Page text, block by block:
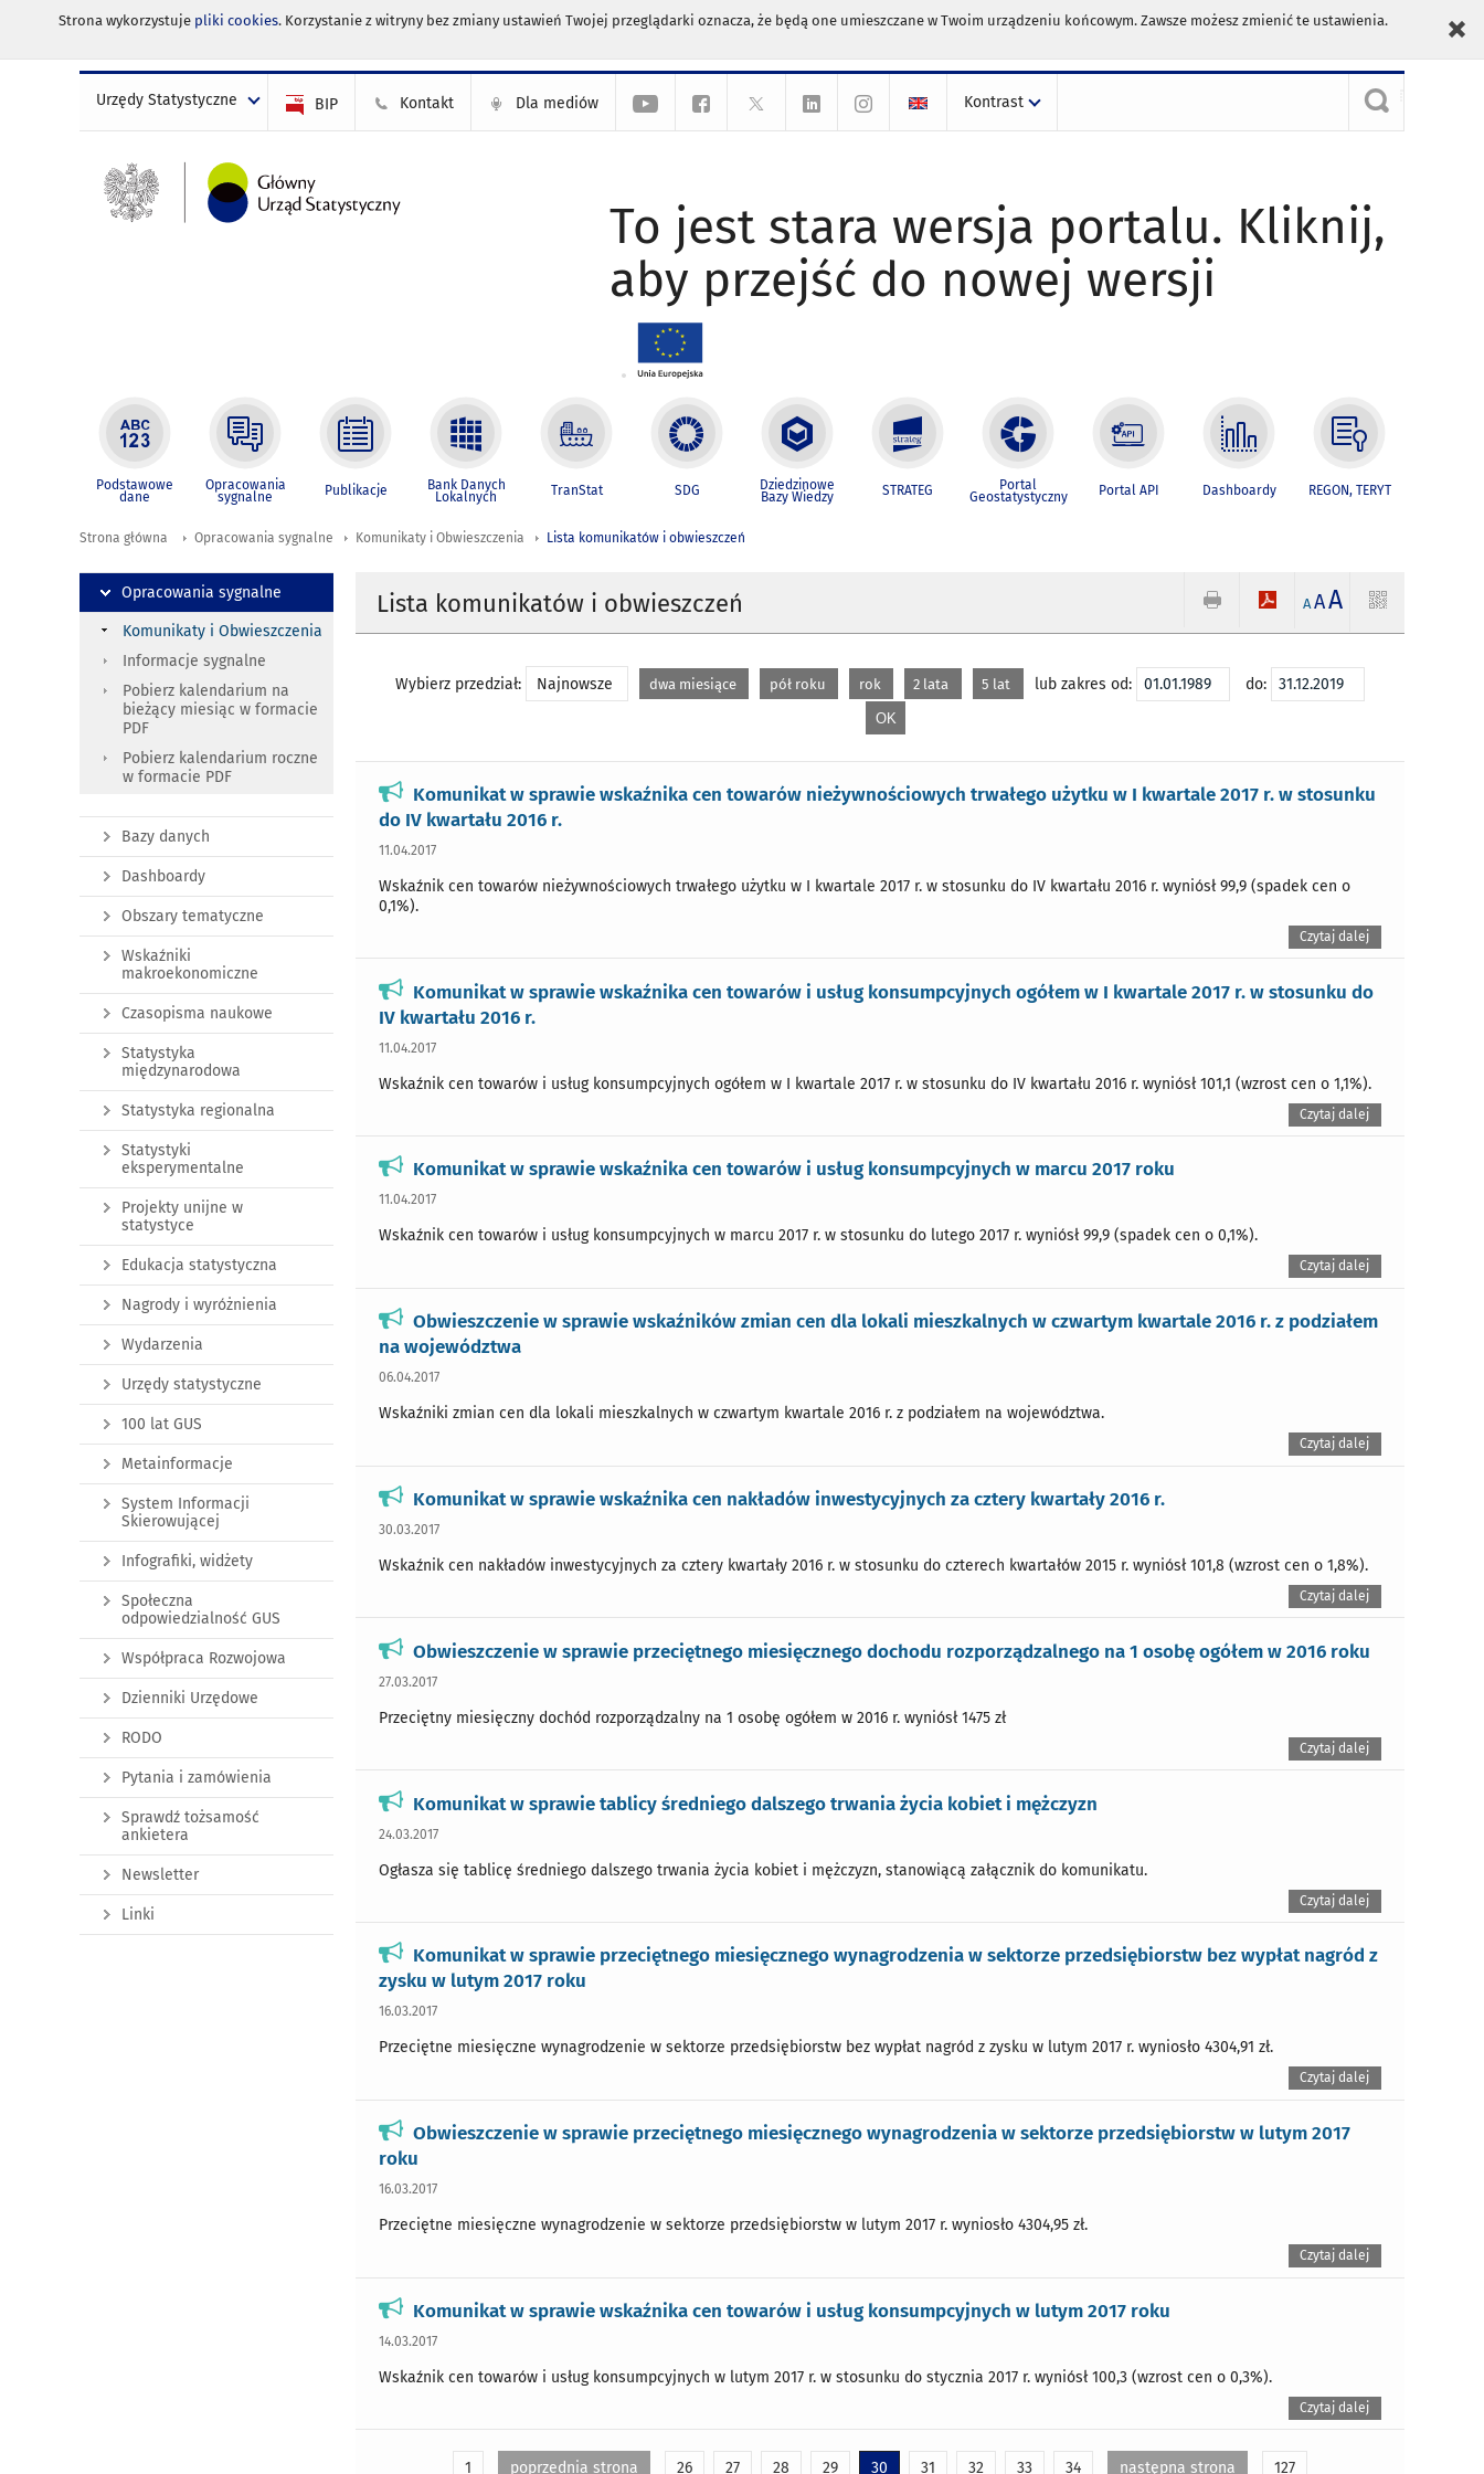
Strona wykorzystuje pliki cookies. Korzystanie z witryny bez zmiany ustawień Twojej przeglądarki oznacza, że będą one umieszczane w Twoim urządzeniu końcowym. Zawsze możesz zmienić te ustawienia.
Urzędy Statystyczne BIP Kontakt Dla mediów Kontrast
To jest stara wersja portalu. Kliknij,
aby przejść do nowej wersji
Podstawowe
dane
Opracowania
sygnalne Publikacje Bank Danych
Lokalnych TranStat SDG Dziedzinowe
Bazy Wiedzy STRATEG Portal
Geostatystyczny Portal API Dashboardy REGON, TERYT
Strona główna Opracowania sygnalne Komunikaty i Obwieszczenia Lista komunikatów i obwieszczeń
Lista komunikatów i obwieszczeń A AA
Wybierz przedział: Najnowsze dwa miesiące pół roku rok 2 lata 5 lat lub zakres od: do:
Komunikat w sprawie wskaźnika cen towarów nieżywnościowych trwałego użytku w I kwartale 2017 r. w stosunku
do IV kwartału 2016 r.
11.04.2017
Wskaźnik cen towarów nieżywnościowych trwałego użytku w I kwartale 2017 r. w stosunku do IV kwartału 2016 r. wyniósł 99,9 (spadek cen o
0,1%).
Czytaj dalej
Komunikat w sprawie wskaźnika cen towarów i usług konsumpcyjnych ogółem w I kwartale 2017 r. w stosunku do
IV kwartału 2016 r.
11.04.2017
Wskaźnik cen towarów i usług konsumpcyjnych ogółem w I kwartale 2017 r. w stosunku do IV kwartału 2016 r. wyniósł 101,1 (wzrost cen o 1,1%).
Czytaj dalej
Komunikat w sprawie wskaźnika cen towarów i usług konsumpcyjnych w marcu 2017 roku
11.04.2017
Wskaźnik cen towarów i usług konsumpcyjnych w marcu 2017 r. w stosunku do lutego 2017 r. wyniósł 99,9 (spadek cen o 0,1%).
Czytaj dalej
Obwieszczenie w sprawie wskaźników zmian cen dla lokali mieszkalnych w czwartym kwartale 2016 r. z podziałem
na województwa
06.04.2017
Wskaźniki zmian cen dla lokali mieszkalnych w czwartym kwartale 2016 r. z podziałem na województwa.
Czytaj dalej
Komunikat w sprawie wskaźnika cen nakładów inwestycyjnych za cztery kwartały 2016 r.
30.03.2017
Wskaźnik cen nakładów inwestycyjnych za cztery kwartały 2016 r. w stosunku do czterech kwartałów 2015 r. wyniósł 101,8 (wzrost cen o 1,8%).
Czytaj dalej
Obwieszczenie w sprawie przeciętnego miesięcznego dochodu rozporządzalnego na 1 osobę ogółem w 2016 roku
27.03.2017
Przeciętny miesięczny dochód rozporządzalny na 1 osobę ogółem w 2016 r. wyniósł 1475 zł
Czytaj dalej
Komunikat w sprawie tablicy średniego dalszego trwania życia kobiet i mężczyzn
24.03.2017
Ogłasza się tablicę średniego dalszego trwania życia kobiet i mężczyzn, stanowiącą załącznik do komunikatu.
Czytaj dalej
Komunikat w sprawie przeciętnego miesięcznego wynagrodzenia w sektorze przedsiębiorstw bez wypłat nagród z
zysku w lutym 2017 roku
16.03.2017
Przeciętne miesięczne wynagrodzenie w sektorze przedsiębiorstw bez wypłat nagród z zysku w lutym 2017 r. wyniosło 4304,91 zł.
Czytaj dalej
Obwieszczenie w sprawie przeciętnego miesięcznego wynagrodzenia w sektorze przedsiębiorstw w lutym 2017
roku
16.03.2017
Przeciętne miesięczne wynagrodzenie w sektorze przedsiębiorstw w lutym 2017 r. wyniosło 4304,95 zł.
Czytaj dalej
Komunikat w sprawie wskaźnika cen towarów i usług konsumpcyjnych w lutym 2017 roku
14.03.2017
Wskaźnik cen towarów i usług konsumpcyjnych w lutym 2017 r. w stosunku do stycznia 2017 r. wyniósł 100,3 (wzrost cen o 0,3%).
Czytaj dalej
1 poprzednia strona 26 27 28 29 30 31 32 33 34 następna strona 127
Opracowania sygnalne
Komunikaty i Obwieszczenia
Informacje sygnalne
Pobierz kalendarium na
bieżący miesiąc w formacie
PDF
Pobierz kalendarium roczne
w formacie PDF
Bazy danych
Dashboardy
Obszary tematyczne
Wskaźniki
makroekonomiczne
Czasopisma naukowe
Statystyka
międzynarodowa
Statystyka regionalna
Statystyki
eksperymentalne
Projekty unijne w
statystyce
Edukacja statystyczna
Nagrody i wyróżnienia
Wydarzenia
Urzędy statystyczne
100 lat GUS
Metainformacje
System Informacji
Skierowującej
Infografiki, widżety
Społeczna
odpowiedzialność GUS
Współpraca Rozwojowa
Dzienniki Urzędowe
RODO
Pytania i zamówienia
Sprawdź tożsamość
ankietera
Newsletter
Linki